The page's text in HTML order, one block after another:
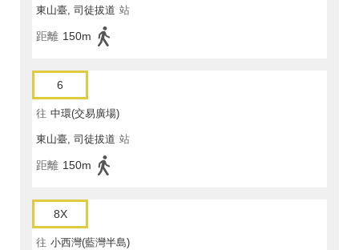
東山臺, 司徒拔道 站
距離 150m
6
往 中環(交易廣場)
東山臺, 司徒拔道 站
距離 150m
8X
往 小西灣(藍灣半島)